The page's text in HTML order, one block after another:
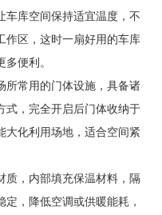
车库空间保持适宜温度，不
作区，这时一扇好用的车库
便利。
所常用的门体设施，具备诸
式，完全开启后门体收纳于
大化利用场地，适合空间紧
质，内部填充保温材料，隔
，降低空调或供暖能耗，